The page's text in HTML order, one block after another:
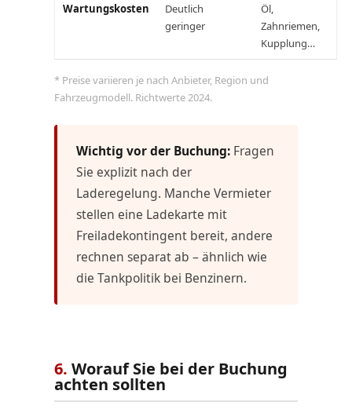
Wartungskosten
Deutlich
geringer
Öl,
Zahnriemen,
Kupplung…
* Preise variieren je nach Anbieter, Region und
Fahrzeugmodell. Richtwerte 2024.
Wichtig vor der Buchung:Fragen
Sie explizit nach der
Laderegelung. Manche Vermieter
stellen eine Ladekarte mit
Freiladekontingent bereit, andere
rechnen separat ab – ähnlich wie
die Tankpolitik bei Benzinern.
6. Worauf Sie bei der Buchung
achten sollten